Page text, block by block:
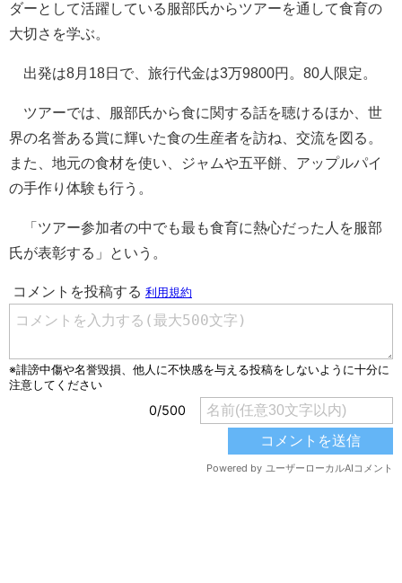
ダーとして活躍している服部氏からツアーを通して食育の
大切さを学ぶ。
出発は8月18日で、旅行代金は3万9800円。80人限定。
ツアーでは、服部氏から食に関する話を聴けるほか、世
界の名誉ある賞に輝いた食の生産者を訪ね、交流を図る。
また、地元の食材を使い、ジャムや五平餅、アップルパイ
の手作り体験も行う。
「ツアー参加者の中でも最も食育に熱心だった人を服部
氏が表彰する」という。